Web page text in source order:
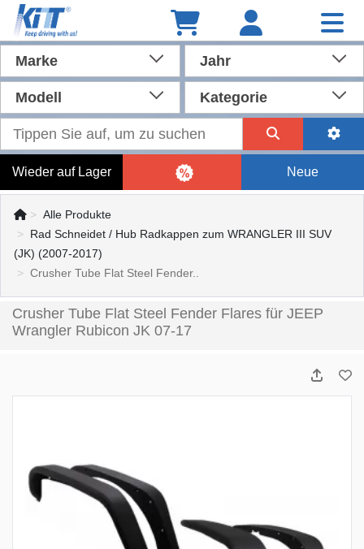
Marke Jahr
Modell Kategorie
Wieder auf Lager Neue
Alle Produkte
Rad Schneidet / Hub Radkappen zum WRANGLER III SUV
(JK) (2007-2017)
Crusher Tube Flat Steel Fender..
Crusher Tube Flat Steel Fender Flares für JEEP
Wrangler Rubicon JK 07-17